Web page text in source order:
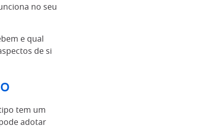
no seu
e qual
de si
tem um
adotar